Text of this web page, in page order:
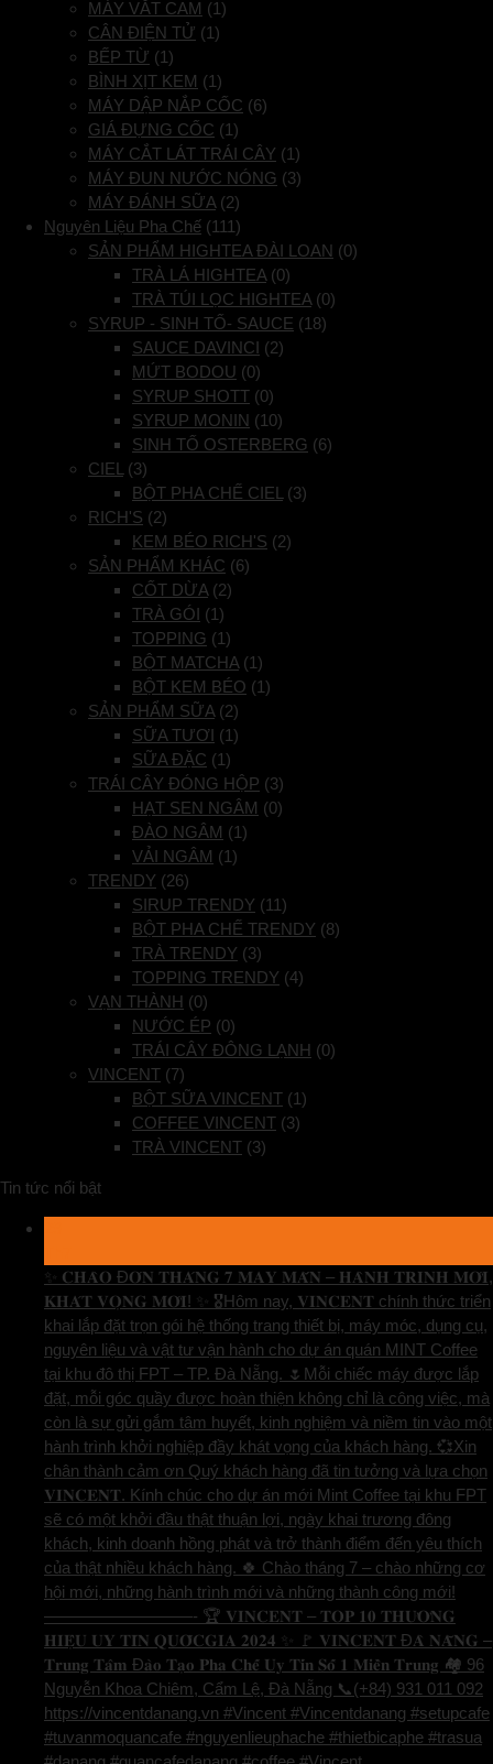
MÁY VẮT CAM (1)
CÂN ĐIỆN TỬ (1)
BẾP TỪ (1)
BÌNH XỊT KEM (1)
MÁY DẬP NẮP CỐC (6)
GIÁ ĐỰNG CỐC (1)
MÁY CẮT LÁT TRÁI CÂY (1)
MÁY ĐUN NƯỚC NÓNG (3)
MÁY ĐÁNH SỮA (2)
Nguyên Liệu Pha Chế (111)
SẢN PHẨM HIGHTEA ĐÀI LOAN (0)
TRÀ LÁ HIGHTEA (0)
TRÀ TÚI LỌC HIGHTEA (0)
SYRUP - SINH TỐ- SAUCE (18)
SAUCE DAVINCI (2)
MỨT BODOU (0)
SYRUP SHOTT (0)
SYRUP MONIN (10)
SINH TỐ OSTERBERG (6)
CIEL (3)
BỘT PHA CHẾ CIEL (3)
RICH'S (2)
KEM BÉO RICH'S (2)
SẢN PHẨM KHÁC (6)
CỐT DỪA (2)
TRÀ GÓI (1)
TOPPING (1)
BỘT MATCHA (1)
BỘT KEM BÉO (1)
SẢN PHẨM SỮA (2)
SỮA TƯƠI (1)
SỮA ĐẶC (1)
TRÁI CÂY ĐÓNG HỘP (3)
HẠT SEN NGÂM (0)
ĐÀO NGÂM (1)
VẢI NGÂM (1)
TRENDY (26)
SIRUP TRENDY (11)
BỘT PHA CHẾ TRENDY (8)
TRÀ TRENDY (3)
TOPPING TRENDY (4)
VẠN THÀNH (0)
NƯỚC ÉP (0)
TRÁI CÂY ĐÔNG LẠNH (0)
VINCENT (7)
BỘT SỮA VINCENT (1)
COFFEE VINCENT (3)
TRÀ VINCENT (3)
Tin tức nổi bật
✨ 𝐂𝐇𝐀̀𝐎 Đ𝐎́𝐍 𝐓𝐇𝐀́𝐍𝐆 𝟕 𝐌𝐀𝐘 𝐌𝐀̆́𝐍 – 𝐇𝐀̀𝐍𝐇 𝐓𝐑𝐈̀𝐍𝐇 𝐌𝐎̛́𝐈,
𝐊𝐇𝐀́𝐓 𝐕𝐎̣𝐍𝐆 𝐌𝐎̛́𝐈! ✨ 🎖️Hôm nay, 𝐕𝐈𝐍𝐂𝐄𝐍𝐓 chính thức triển
khai lắp đặt trọn gói hệ thống trang thiết bị, máy móc, dụng cụ,
nguyên liệu và vật tư vận hành cho dự án quán MINT Coffee
tại khu đô thị FPT – TP. Đà Nẵng. 🌷Mỗi chiếc máy được lắp
đặt, mỗi góc quầy được hoàn thiện không chỉ là công việc, mà
còn là sự gửi gắm tâm huyết, kinh nghiệm và niềm tin vào một
hành trình khởi nghiệp đầy khát vọng của khách hàng. 💞Xin
chân thành cảm ơn Quý khách hàng đã tin tưởng và lựa chọn
𝐕𝐈𝐍𝐂𝐄𝐍𝐓. Kính chúc cho dự án mới Mint Coffee tại khu FPT
sẽ có một khởi đầu thật thuận lợi, ngày khai trương đông
khách, kinh doanh hồng phát và trở thành điểm đến yêu thích
của thật nhiều khách hàng. 🍀 Chào tháng 7 – chào những cơ
hội mới, những hành trình mới và những thành công mới!
—————————- 🏆 𝐕𝐈𝐍𝐂𝐄𝐍𝐓 – 𝐓𝐎𝐏 𝟏𝟎 𝐓𝐇𝐔̛𝐎̛𝐍𝐆
𝐇𝐈𝐄̣̂𝐔 𝐔𝐘 𝐓𝐈́𝐍 𝐐𝐔𝐎̂́𝐂𝐆𝐈𝐀 𝟐𝟎𝟐𝟒 ✨ 🚩 𝐕𝐈𝐍𝐂𝐄𝐍𝐓 Đ𝐀̀ 𝐍𝐀̆̃𝐍𝐆 –
𝐓𝐫𝐮𝐧𝐠 𝐓𝐚̂𝐦 Đ𝐚̀𝐨 𝐓𝐚̣𝐨 𝐏𝐡𝐚 𝐂𝐡𝐞̂́ 𝐔𝐲 𝐓𝐢́𝐧 𝐒𝐨̂́ 𝟏 𝐌𝐢𝐞̂̀𝐧 𝐓𝐫𝐮𝐧𝐠 🏘️ 96
Nguyễn Khoa Chiêm, Cẩm Lệ, Đà Nẵng 📞(+84) 931 011 092
https://vincentdanang.vn #Vincent #Vincentdanang #setupcafe
#tuvanmoquancafe #nguyenlieuphache #thietbicaphe #trasua